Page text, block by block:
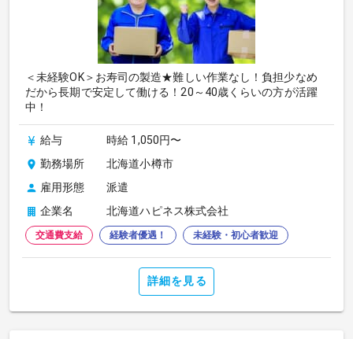
＜未経験OK＞お寿司の製造★難しい作業なし！負担少なめ
だから長期で安定して働ける！20～40歳くらいの方が活躍
中！
給与
時給 1,050円〜
勤務場所
北海道小樽市
雇用形態
派遣
企業名
北海道ハピネス株式会社
交通費支給 経験者優遇！ 未経験・初心者歓迎
詳細を見る